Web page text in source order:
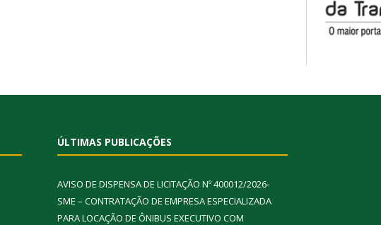
ÚLTIMAS PUBLICAÇÕES
AVISO DE DISPENSA DE LICITAÇÃO Nº 400012/2026-
SME – CONTRATAÇÃO DE EMPRESA ESPECIALIZADA
PARA LOCAÇÃO DE ÔNIBUS EXECUTIVO COM